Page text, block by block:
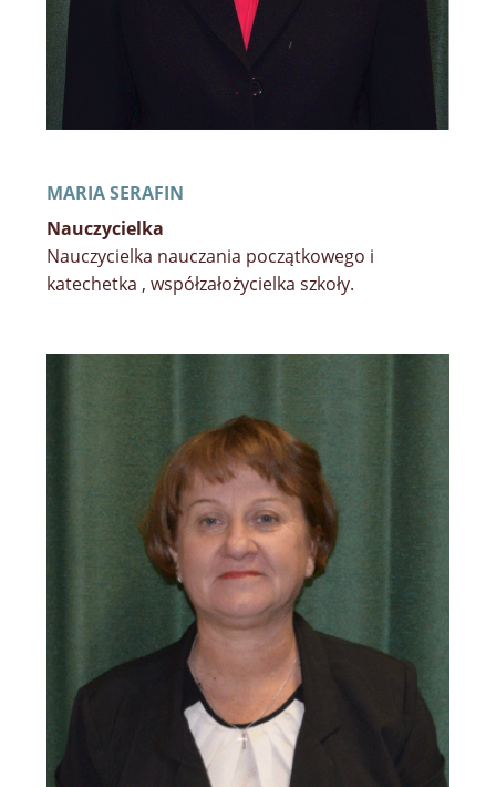
MARIA SERAFIN
Nauczycielka
Nauczycielka nauczania początkowego i
katechetka , współzałożycielka szkoły.